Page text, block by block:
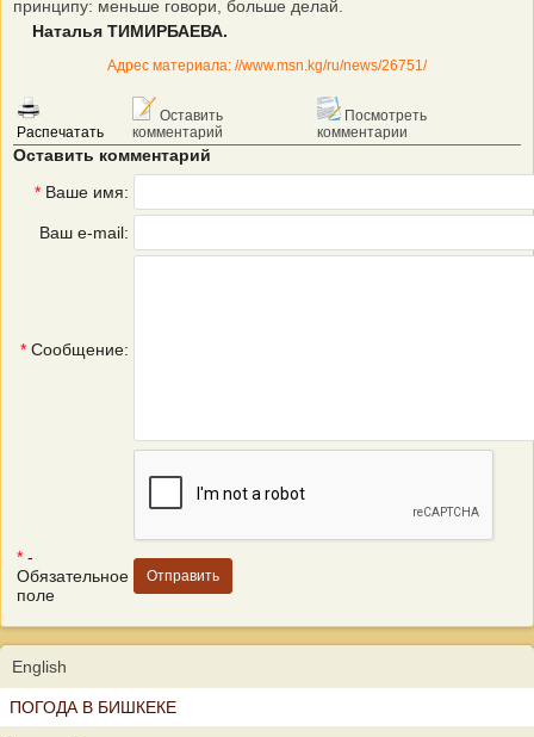
принципу: меньше говори, больше делай.
Наталья ТИМИРБАЕВА.
Адрес материала: //www.msn.kg/ru/news/26751/
Распечатать
Оставить
комментарий
Посмотреть
комментарии
Оставить комментарий
* Ваше имя:
Ваш e-mail:
* Сообщение:
* -
Обязательное
поле
English
ПОГОДА В БИШКЕКЕ